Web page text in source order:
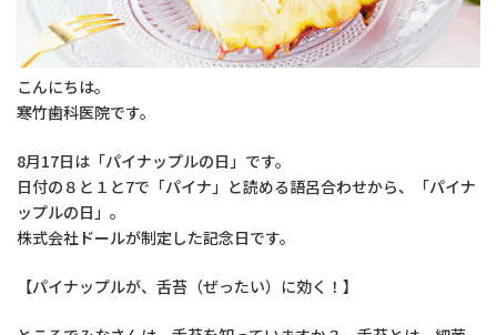
こんにちは。
寒竹歯科医院です。
8月17日は「パイナップルの日」です。
日付の８と１と7で「パイナ」と読める語呂合わせから、「パイナ
ップルの日」。
株式会社ドールが制定した記念日です。
【パイナップルが、舌苔（ぜったい）に効く！】